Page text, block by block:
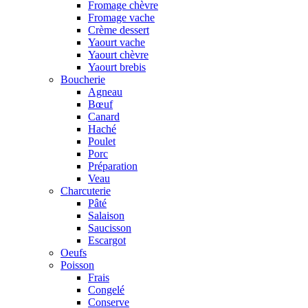
Fromage chèvre
Fromage vache
Crème dessert
Yaourt vache
Yaourt chèvre
Yaourt brebis
Boucherie
Agneau
Bœuf
Canard
Haché
Poulet
Porc
Préparation
Veau
Charcuterie
Pâté
Salaison
Saucisson
Escargot
Oeufs
Poisson
Frais
Congelé
Conserve